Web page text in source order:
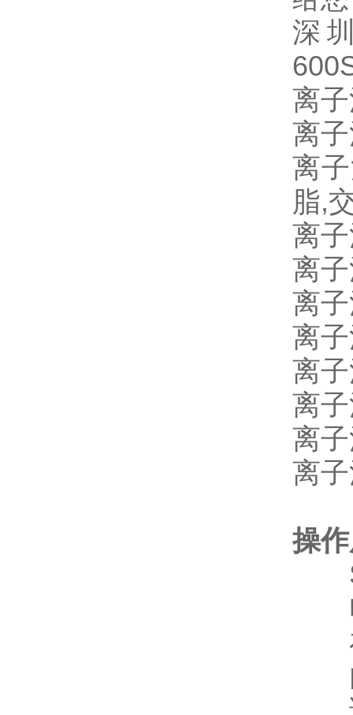
深
离
离
离
脂,
离
离
离
离
离
离
离
离
操